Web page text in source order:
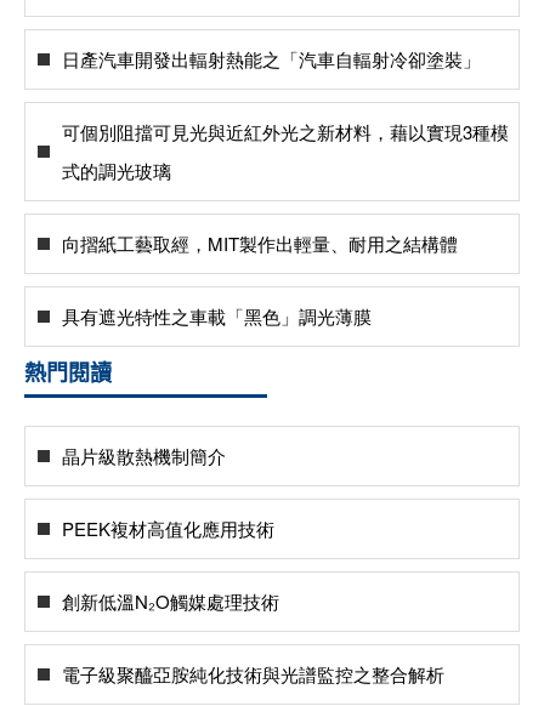
日產汽車開發出輻射熱能之「汽車自輻射冷卻塗裝」
可個別阻擋可見光與近紅外光之新材料，藉以實現3種模
式的調光玻璃
向摺紙工藝取經，MIT製作出輕量、耐用之結構體
具有遮光特性之車載「黑色」調光薄膜
熱門閱讀
晶片級散熱機制簡介
PEEK複材高值化應用技術
創新低溫N₂O觸媒處理技術
電子級聚醯亞胺純化技術與光譜監控之整合解析